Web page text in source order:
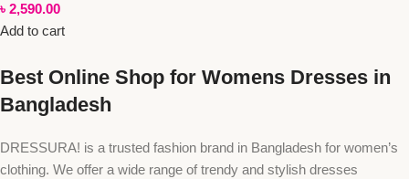
৳ 2,590.00
Add to cart
Best Online Shop for Womens Dresses in
Bangladesh
DRESSURA! is a trusted fashion brand in Bangladesh for women’s
clothing. We offer a wide range of trendy and stylish dresses